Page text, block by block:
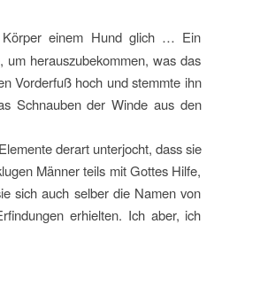
einem Hund glich … Ein
herauszubekommen, was das
Vorderfuß hoch und stemmte ihn
Schnauben der Winde aus den
derart unterjocht, dass sie
Männer teils mit Gottes Hilfe,
sich auch selber die Namen von
erhielten. Ich aber, ich